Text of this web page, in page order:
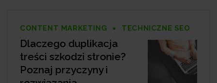
CONTENT MARKETING TECHNICZNE SEO
Dlaczego duplikacja
treści szkodzi stronie?
Poznaj przyczyny i